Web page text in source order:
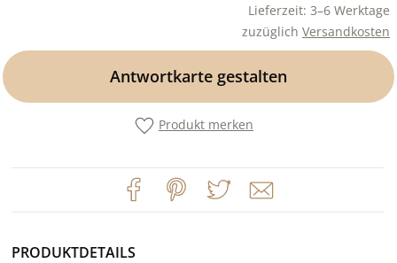
Lieferzeit: 3–6 Werktage
zuzüglich Versandkosten
Antwortkarte gestalten
Produkt merken
PRODUKTDETAILS